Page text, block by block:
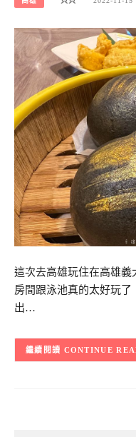
這次去高雄玩住在高雄義
房間跟泳池真的太好玩
出…
CONTINUE